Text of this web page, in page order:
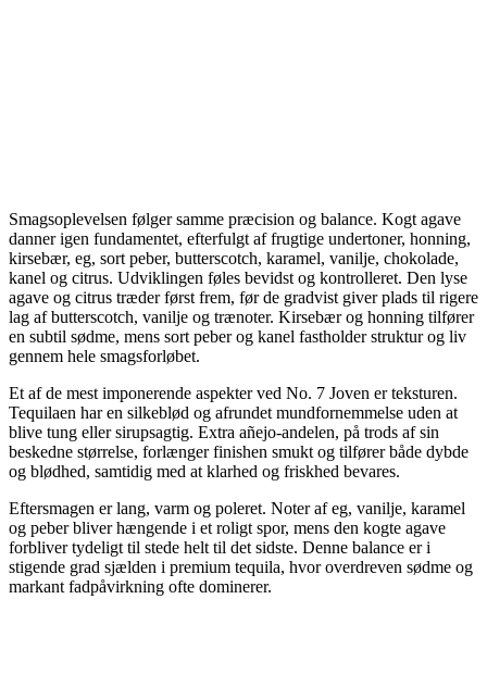
Smagsoplevelsen følger samme præcision og balance. Kogt agave
danner igen fundamentet, efterfulgt af frugtige undertoner, honning,
kirsebær, eg, sort peber, butterscotch, karamel, vanilje, chokolade,
kanel og citrus. Udviklingen føles bevidst og kontrolleret. Den lyse
agave og citrus træder først frem, før de gradvist giver plads til rigere
lag af butterscotch, vanilje og trænoter. Kirsebær og honning tilfører
en subtil sødme, mens sort peber og kanel fastholder struktur og liv
gennem hele smagsforløbet.
Et af de mest imponerende aspekter ved No. 7 Joven er teksturen.
Tequilaen har en silkeblød og afrundet mundfornemmelse uden at
blive tung eller sirupsagtig. Extra añejo-andelen, på trods af sin
beskedne størrelse, forlænger finishen smukt og tilfører både dybde
og blødhed, samtidig med at klarhed og friskhed bevares.
Eftersmagen er lang, varm og poleret. Noter af eg, vanilje, karamel
og peber bliver hængende i et roligt spor, mens den kogte agave
forbliver tydeligt til stede helt til det sidste. Denne balance er i
stigende grad sjælden i premium tequila, hvor overdreven sødme og
markant fadpåvirkning ofte dominerer.